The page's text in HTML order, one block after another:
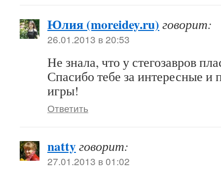
Юлия (moreidey.ru) говорит:
26.01.2013 в 20:53
Не знала, что у стегозавров
Спасибо тебе за интересные и
игры!
Ответить
nattyговорит:
27.01.2013 в 01:02